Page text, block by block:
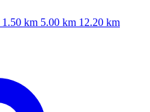
1.50 km 5.00 km 12.20 km